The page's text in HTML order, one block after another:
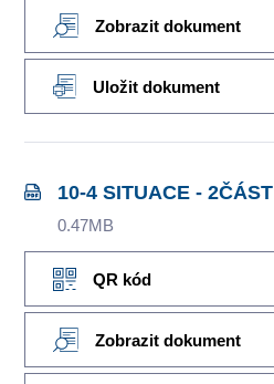
Zobrazit dokument
Uložit dokument
10-4 SITUACE - 2ČÁST
0.47MB
QR kód
Zobrazit dokument